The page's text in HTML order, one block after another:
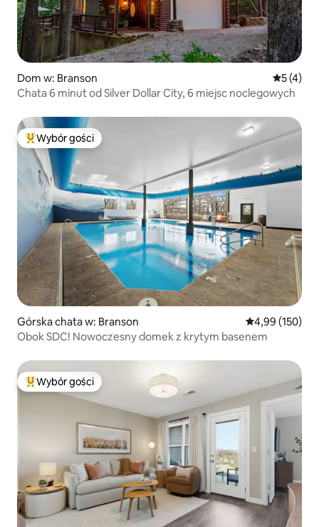
Dom w: Branson Średnia
5 (4)
Chata 6 minut od Silver Dollar City, 6 miejsc noclegowych
Najpopularniejsze z kategorii Wybór gości
Wybór gości
Górska chata w: Branson Średnia
4,99 (150)
Obok SDC! Nowoczesny domek z krytym basenem
Najpopularniejsze z kategorii Wybór gości
Wybór gości